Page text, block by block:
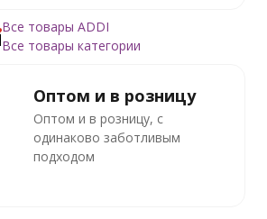
Все товары ADDI
Все товары категории
Оптом и в розницу
Оптом и в розницу, с
одинаково заботливым
подходом